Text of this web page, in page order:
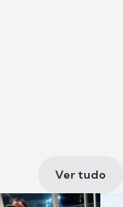
Ver tudo